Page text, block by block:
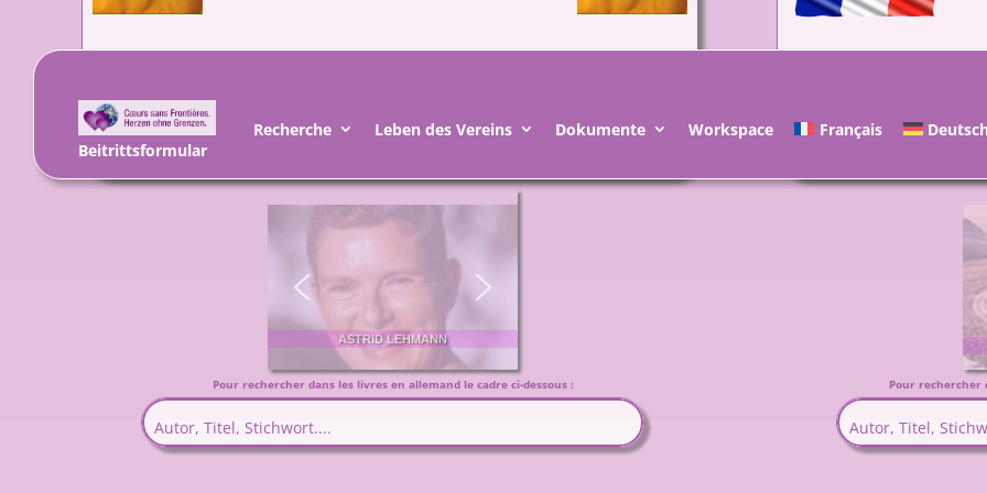
Recherche Leben des Vereins Dokumente Workspace Français Deutsch
Beitrittsformular
AUS LIEBE ZU ROMAN
Pour rechercher dans les livres en allemand le cadre ci-dessous : Pour rechercher